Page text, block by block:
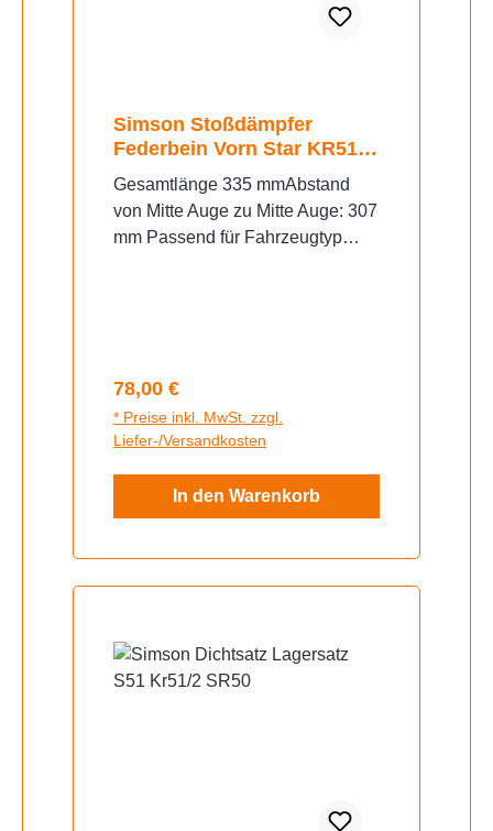
Simson Stoßdämpfer
Federbein Vorn Star KR51/1
KR51/2 SR4-1
Gesamtlänge 335 mmAbstand
von Mitte Auge zu Mitte Auge: 307
mm Passend für Fahrzeugtyp
Regulärer Preis:
78,00 €
* Preise inkl. MwSt. zzgl.
Liefer-/Versandkosten
In den Warenkorb